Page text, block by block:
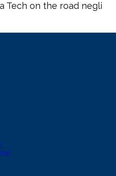
Tech on the road negli